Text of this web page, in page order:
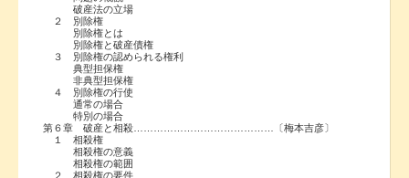
破産法の立場
２ 別除権
別除権とは
別除権と破産債権
３ 別除権の認められる権利
典型担保権
非典型担保権
４ 別除権の行使
通常の場合
特別の場合
第６章 破産と相殺……………………………………〔梅本吉彦〕
１ 相殺権
相殺権の意義
相殺権の範囲
２ 相殺権の要件